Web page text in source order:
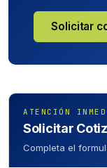
Solicitar
ATENCIÓN
Solicitar
Completa el